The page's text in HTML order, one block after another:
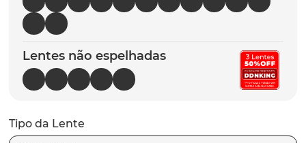
Lentes não espelhadas
Tipo da Lente
6º t-shock
7º gasket
8º parafusos
9º latch